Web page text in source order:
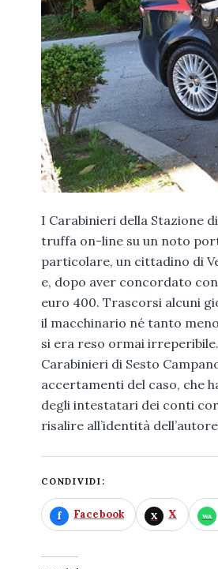
I Carabinieri della Stazione di
truffa on-line su un noto
particolare, un cittadino di
e, dopo aver concordato
euro 400. Trascorsi alcuni
il macchinario né tanto
si era reso ormai
Carabinieri di Sesto
accertamenti del caso, che
degli intestatari dei conti
risalire all’identità
CONDIVIDI:
Facebook X